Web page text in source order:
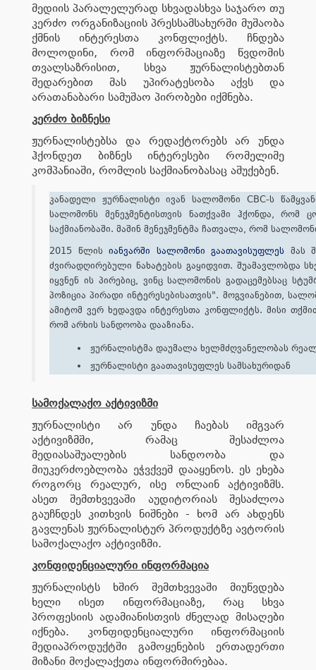
მედიის პარალელურად სხვადასხვა საჯარო თუ
კერძო ორგანიზაციის პრესსამსახურში მუშაობა
ქმნის ინტერესთა კონფლიქტს. ჩნდება
მოლოდინი, რომ ინფორმაციაზე წვდომის
თვალსაზრისით, სხვა ჟურნალისტებთან
შედარებით მას უპირატესობა აქვს და
არათანაბარი სამუშაო პირობები იქმნება.
კერძო ბიზნესი
ჟურნალისტებსა და რედაქტორებს არ უნდა
ჰქონდეთ ბიზნეს ინტერესები რომელიმე
კომპანიაში, რომლის საქმიანობასაც აშუქებენ.
კანადელი ჟურნალისტი ივან სალომონი CBC-ს
სალომონს მენეჯმენტისთვის ნათქვამი ჰქონდა,
საქმიანობაში. მაშინ მენეჯმენტმა ჩათვალა, რომ
2015 წლის იანვარში სალომონი გაათავისუფლეს მას
ძვირადღირებული ნახატების გაყიდვით. შუამავლობდა
იყვნენ ის პირებიც, ვინც სალომონის გადაცემებსაც
პოზიცია პირადი ინტერესებისათვის". მოგვიანებით,
ამიტომ ვერ ხედავდა ინტერესთა კონფლიქტს. მისი
რომ არხის სანდოობა დააზიანა.
ჟურნალისტმა დაუმალა ხელმძღვანელობას
ჟურნალისტი გაათავისუფლეს სამსახურიდან
სამოქალაქო აქტივიზმი
ჟურნალისტი არ უნდა ჩაებას იმგვარ
აქტივიზმში, რამაც შესაძლოა
მედიასაშუალების სანდოობა და
მიუკერძოებლობა ეჭვქვეშ დააყენოს. ეს ეხება
როგორც რეალურ, ისე ონლაინ აქტივიზმს.
ასეთ შემთხვევაში აუდიტორიას შესაძლოა
გაუჩნდეს კითხვის ნიშნები - ხომ არ ახდენს
გავლენას ჟურნალისტურ პროდუქტზე ავტორის
სამოქალაქო აქტივიზმი.
კონფიდენციალური ინფორმაცია
ჟურნალისტს ხშირ შემთხვევაში მიუწვდება
ხელი ისეთ ინფორმაციაზე, რაც სხვა
პროფესიის ადამიანისთვის ძნელად მისაღები
იქნება. კონფიდენციალური ინფორმაციის
მედიაპროდუქტში გამოყენების ერთადერთი
მიზანი მოქალაქეთა ინფორმირებაა.